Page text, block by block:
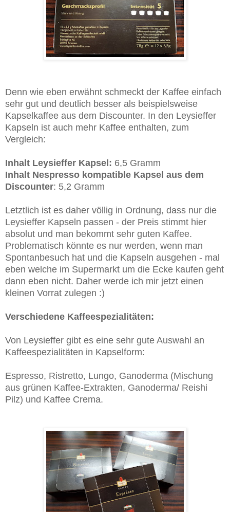
Denn wie eben erwähnt schmeckt der Kaffee einfach
sehr gut und deutlich besser als beispielsweise
Kapselkaffee aus dem Discounter. In den Leysieffer
Kapseln ist auch mehr Kaffee enthalten, zum
Vergleich:
Inhalt Leysieffer Kapsel: 6,5 Gramm
Inhalt Nespresso kompatible Kapsel aus dem
Discounter: 5,2 Gramm
Letztlich ist es daher völlig in Ordnung, dass nur die
Leysieffer Kapseln passen - der Preis stimmt hier
absolut und man bekommt sehr guten Kaffee.
Problematisch könnte es nur werden, wenn man
Spontanbesuch hat und die Kapseln ausgehen - mal
eben welche im Supermarkt um die Ecke kaufen geht
dann eben nicht. Daher werde ich mir jetzt einen
kleinen Vorrat zulegen :)
Verschiedene Kaffeespezialitäten:
Von Leysieffer gibt es eine sehr gute Auswahl an
Kaffeespezialitäten in Kapselform:
Espresso, Ristretto, Lungo, Ganoderma (Mischung
aus grünen Kaffee-Extrakten, Ganoderma/ Reishi
Pilz) und Kaffee Crema.